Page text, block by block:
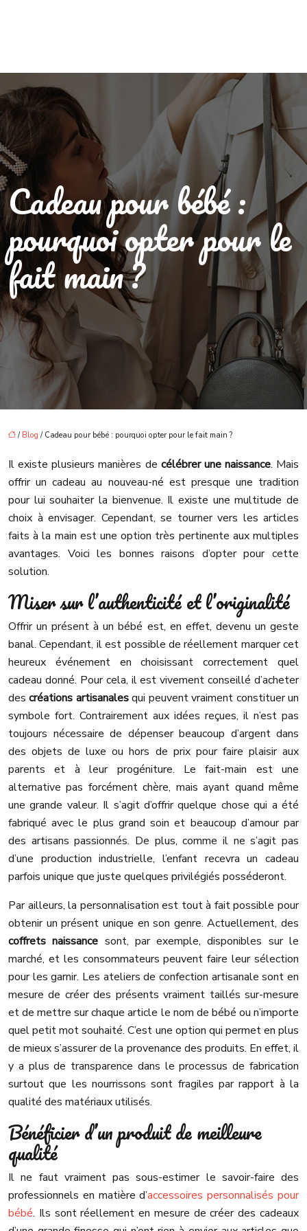
Cadeau pour bébé :
pourquoi opter pour le
fait main ?
/ Blog / Cadeau pour bébé : pourquoi opter pour le fait main ?
Il existe plusieurs manières de célébrer une naissance. Mais
offrir un cadeau au nouveau-né est presque une tradition
pour lui souhaiter la bienvenue. Il existe une multitude de
choix à envisager. Cependant, se tourner vers les articles
faits à la main est une option très pertinente aux multiples
avantages. Voici les bonnes raisons d’opter pour cette
solution.
Miser sur l’authenticité et l’originalité
Offrir un présent à un bébé est, en effet, devenu un geste
banal. Cependant, il est possible de réellement marquer cet
heureux événement en choisissant correctement quel
cadeau donné. Pour cela, il est vivement conseillé d’acheter
descréations artisanalesqui peuvent vraiment constituer un
symbole fort. Contrairement aux idées reçues, il n’est pas
toujours nécessaire de dépenser beaucoup d’argent dans
des objets de luxe ou hors de prix pour faire plaisir aux
parents et à leur progéniture. Le fait-main est une
alternative pas forcément chère, mais ayant quand même
une grande valeur. Il s’agit d’offrir quelque chose qui a été
fabriqué avec le plus grand soin et beaucoup d’amour par
des artisans passionnés. De plus, comme il ne s’agit pas
d’une production industrielle, l’enfant recevra un cadeau
parfois unique que juste quelques privilégiés posséderont.
Par ailleurs, la personnalisation est tout à fait possible pour
obtenir un présent unique en son genre. Actuellement, des
coffrets naissance sont, par exemple, disponibles sur le
marché, et les consommateurs peuvent faire leur sélection
pour les garnir. Les ateliers de confection artisanale sont en
mesure de créer des présents vraiment taillés sur-mesure
et de mettre sur chaque article le nom de bébé ou n’importe
quel petit mot souhaité. C’est une option qui permet en plus
de mieux s’assurer de la provenance des produits. En effet, il
y a plus de transparence dans le processus de fabrication
surtout que les nourrissons sont fragiles par rapport à la
qualité des matériaux utilisés.
Bénéficier d’un produit de meilleure
qualité
Il ne faut vraiment pas sous-estimer le savoir-faire des
professionnels en matière d’accessoires personnalisés pour
bébé. Ils sont réellement en mesure de créer des cadeaux